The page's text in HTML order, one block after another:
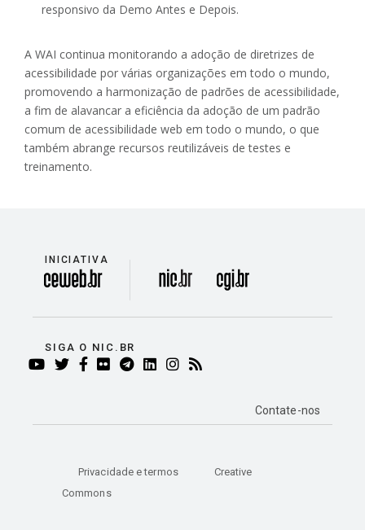
responsivo da Demo Antes e Depois.
A WAI continua monitorando a adoção de diretrizes de
acessibilidade por várias organizações em todo o mundo,
promovendo a harmonização de padrões de acessibilidade,
a fim de alavancar a eficiência da adoção de um padrão
comum de acessibilidade web em todo o mundo, o que
também abrange recursos reutilizáveis de testes e
treinamento.
INICIATIVA
divisão
SIGA O NIC.BR
YOUTUBE
TWITTER
FACEBOOK
FLICKR
TELEGRAM
LINKEDIN
INSTAGRAM
Contate-nos
Privacidade e termos
Creative
Commons